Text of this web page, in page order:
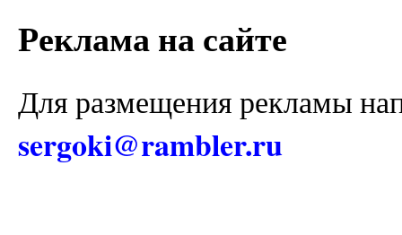
Реклама на сайте
Для размещения рекламы
sergoki@rambler.ru